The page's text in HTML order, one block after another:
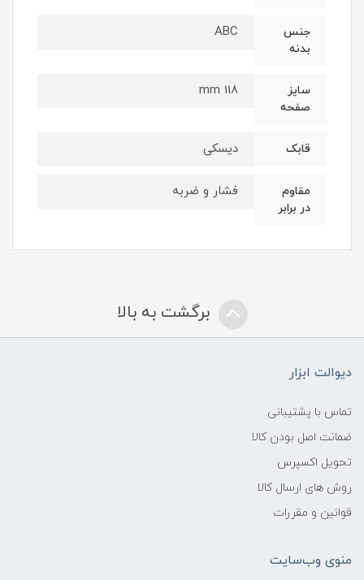
جنس
بدنه
ABC
سایز
صفحه
118 mm
قابک دیسکی
مقاوم
در برابر
فشار و ضربه
برگشت به بالا
دیوالت ابزار
تماس با پشتیبانی
ضمانت اصل بودن کالا
تحویل اکسپرس
روش های ارسال کالا
قوانین و مقررات
منوی وب‌سایت